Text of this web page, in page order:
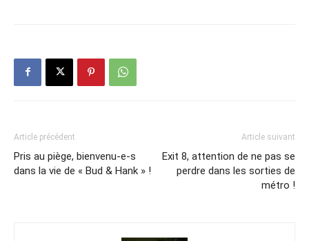
Article précédent
Pris au piège, bienvenu-e-s
dans la vie de « Bud & Hank » !
Article suivant
Exit 8, attention de ne pas se
perdre dans les sorties de
métro !